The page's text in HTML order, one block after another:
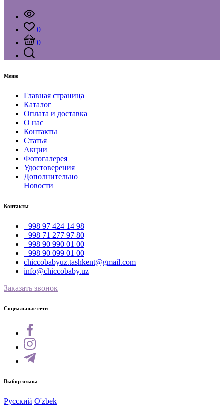
0
0
Меню
Главная страница
Каталог
Оплата и доставка
О нас
Контакты
Статья
Акции
Фотогалерея
Удостоверения
Дополнительно
Новости
Контакты
+998 97 424 14 98
+998 71 277 97 80
+998 90 990 01 00
+998 90 099 01 00
chiccobabyuz.tashkent@gmail.com
info@chiccobaby.uz
Заказать звонок
Социальные сети
Выбор языка
Русский O'zbek